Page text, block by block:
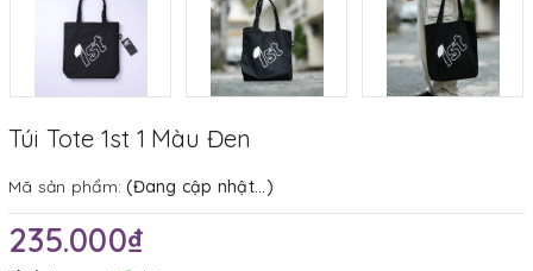
Túi Tote 1st 1 Màu Đen
Mã sản phẩm:(Đang cập nhật...)
235.000₫